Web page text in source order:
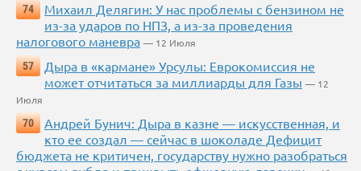
74
Михаил Делягин: У нас проблемы с бензином не
из-за ударов по НПЗ, а из-за проведения
налогового маневра — 12 Июля
57
Дыра в «кармане» Урсулы: Еврокомиссия не
может отчитаться за миллиарды для Газы — 12
Июля
70
Андрей Бунич: Дыра в казне — искусственная, и
кто ее создал — сейчас в шоколаде Дефицит
бюджета не критичен, государству нужно разобраться